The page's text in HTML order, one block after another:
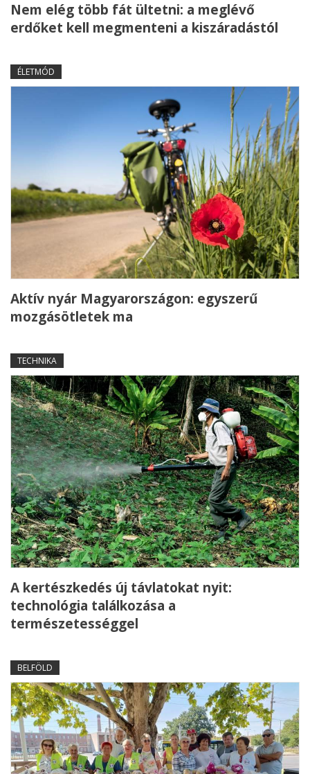
Nem elég több fát ültetni: a meglévő
erdőket kell megmenteni a kiszáradástól
ÉLETMÓD
Aktív nyár Magyarországon: egyszerű
mozgásötletek ma
TECHNIKA
A kertészkedés új távlatokat nyit:
technológia találkozása a
természetességgel
BELFÖLD